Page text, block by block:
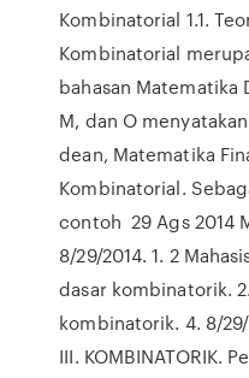
Kombinatorial 1.1.
Kombinatorial
bahasan Matematika
M, dan O
dean, Matematika
Kombinatorial.
contoh 29 Ags 2014
8/29/2014. 1. 2
dasar kombinatorik.
kombinatorik. 4. 8/
III. KOMBINATORIK.